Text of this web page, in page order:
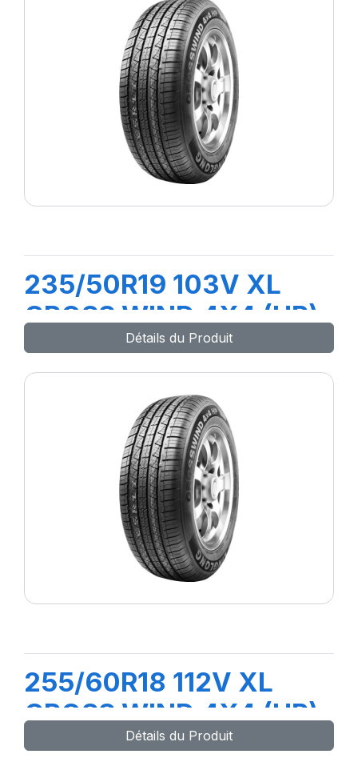
235/50R19 103V XL
CROSS WIND 4X4 (HP)
Détails du Produit
255/60R18 112V XL
CROSS WIND 4X4 (HP)
Détails du Produit